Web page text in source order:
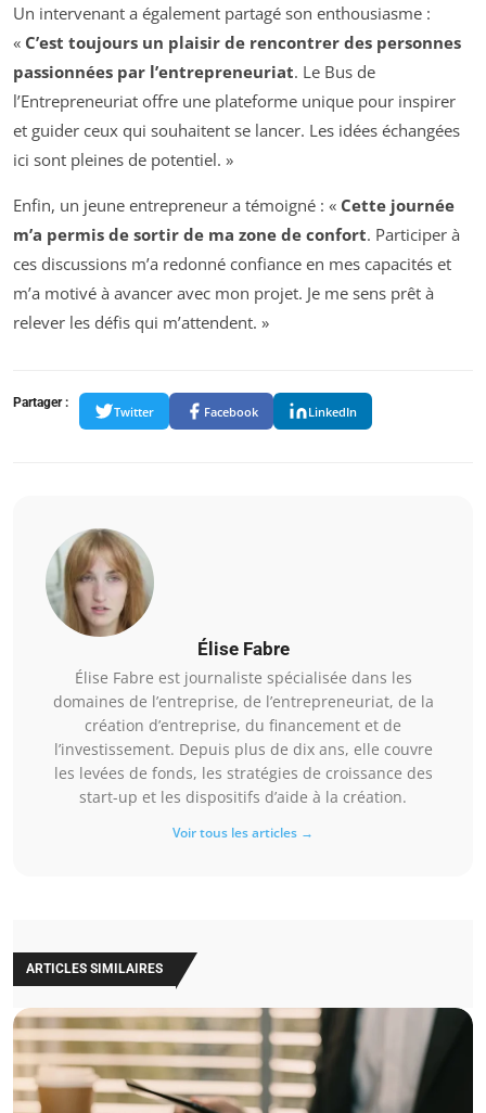
Un intervenant a également partagé son enthousiasme :
« C’est toujours un plaisir de rencontrer des personnes
passionnées par l’entrepreneuriat. Le Bus de
l’Entrepreneuriat offre une plateforme unique pour inspirer
et guider ceux qui souhaitent se lancer. Les idées échangées
ici sont pleines de potentiel. »
Enfin, un jeune entrepreneur a témoigné : « Cette journée
m’a permis de sortir de ma zone de confort. Participer à
ces discussions m’a redonné confiance en mes capacités et
m’a motivé à avancer avec mon projet. Je me sens prêt à
relever les défis qui m’attendent. »
Partager :
Twitter Facebook LinkedIn
Élise Fabre
Élise Fabre est journaliste spécialisée dans les
domaines de l’entreprise, de l’entrepreneuriat, de la
création d’entreprise, du financement et de
l’investissement. Depuis plus de dix ans, elle couvre
les levées de fonds, les stratégies de croissance des
start-up et les dispositifs d’aide à la création.
Voir tous les articles →
ARTICLES SIMILAIRES